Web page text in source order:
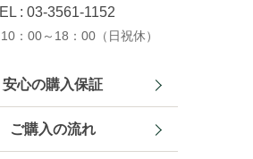
: 03-3561-1152
：00～18：00（日祝休）
安心の購入保証
ご購入の流れ